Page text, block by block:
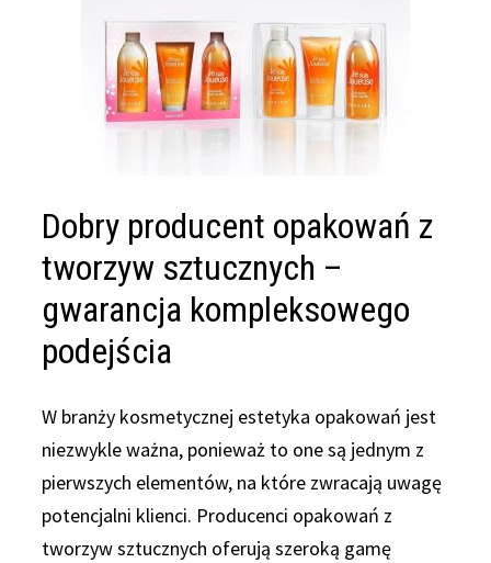
Dobry producent opakowań z
tworzyw sztucznych –
gwarancja kompleksowego
podejścia
W branży kosmetycznej estetyka opakowań jest
niezwykle ważna, ponieważ to one są jednym z
pierwszych elementów, na które zwracają uwagę
potencjalni klienci. Producenci opakowań z
tworzyw sztucznych oferują szeroką gamę